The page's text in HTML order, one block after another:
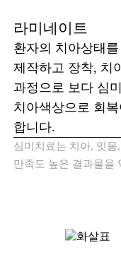
라미네이트
환자의 치아상태
제작하고 장착, 치
과정으로 보다 심
치아색상으로 회
합니다.
심미치료는 치아, 잇
만족도 높은 결과물을